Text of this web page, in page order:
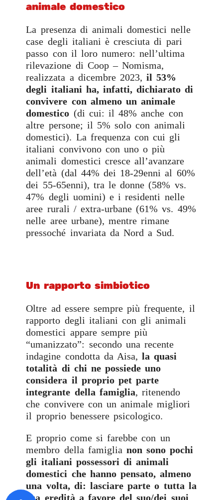
animale domestico
La presenza di animali domestici nelle
case degli italiani è cresciuta di pari
passo con il loro numero: nell’ultima
rilevazione di Coop – Nomisma,
realizzata a dicembre 2023, il 53%
degli italiani ha, infatti, dichiarato di
convivere con almeno un animale
domestico (di cui: il 48% anche con
altre persone; il 5% solo con animali
domestici). La frequenza con cui gli
italiani convivono con uno o più
animali domestici cresce all’avanzare
dell’età (dal 44% dei 18-29enni al 60%
dei 55-65enni), tra le donne (58% vs.
47% degli uomini) e i residenti nelle
aree rurali / extra-urbane (61% vs. 49%
nelle aree urbane), mentre rimane
pressoché invariata da Nord a Sud.
Un rapporto simbiotico
Oltre ad essere sempre più frequente, il
rapporto degli italiani con gli animali
domestici appare sempre più
“umanizzato”: secondo una recente
indagine condotta da Aisa,la quasi
totalità di chi ne possiede uno
considera il proprio pet parte
integrante della famiglia, ritenendo
che convivere con un animale migliori
il proprio benessere psicologico.
E proprio come si farebbe con un
membro della famiglianon sono pochi
gli italiani possessori di animali
domestici che hanno pensato, almeno
una volta, di: lasciare parte o tutta la
sua eredità a favore del suo/dei suoi